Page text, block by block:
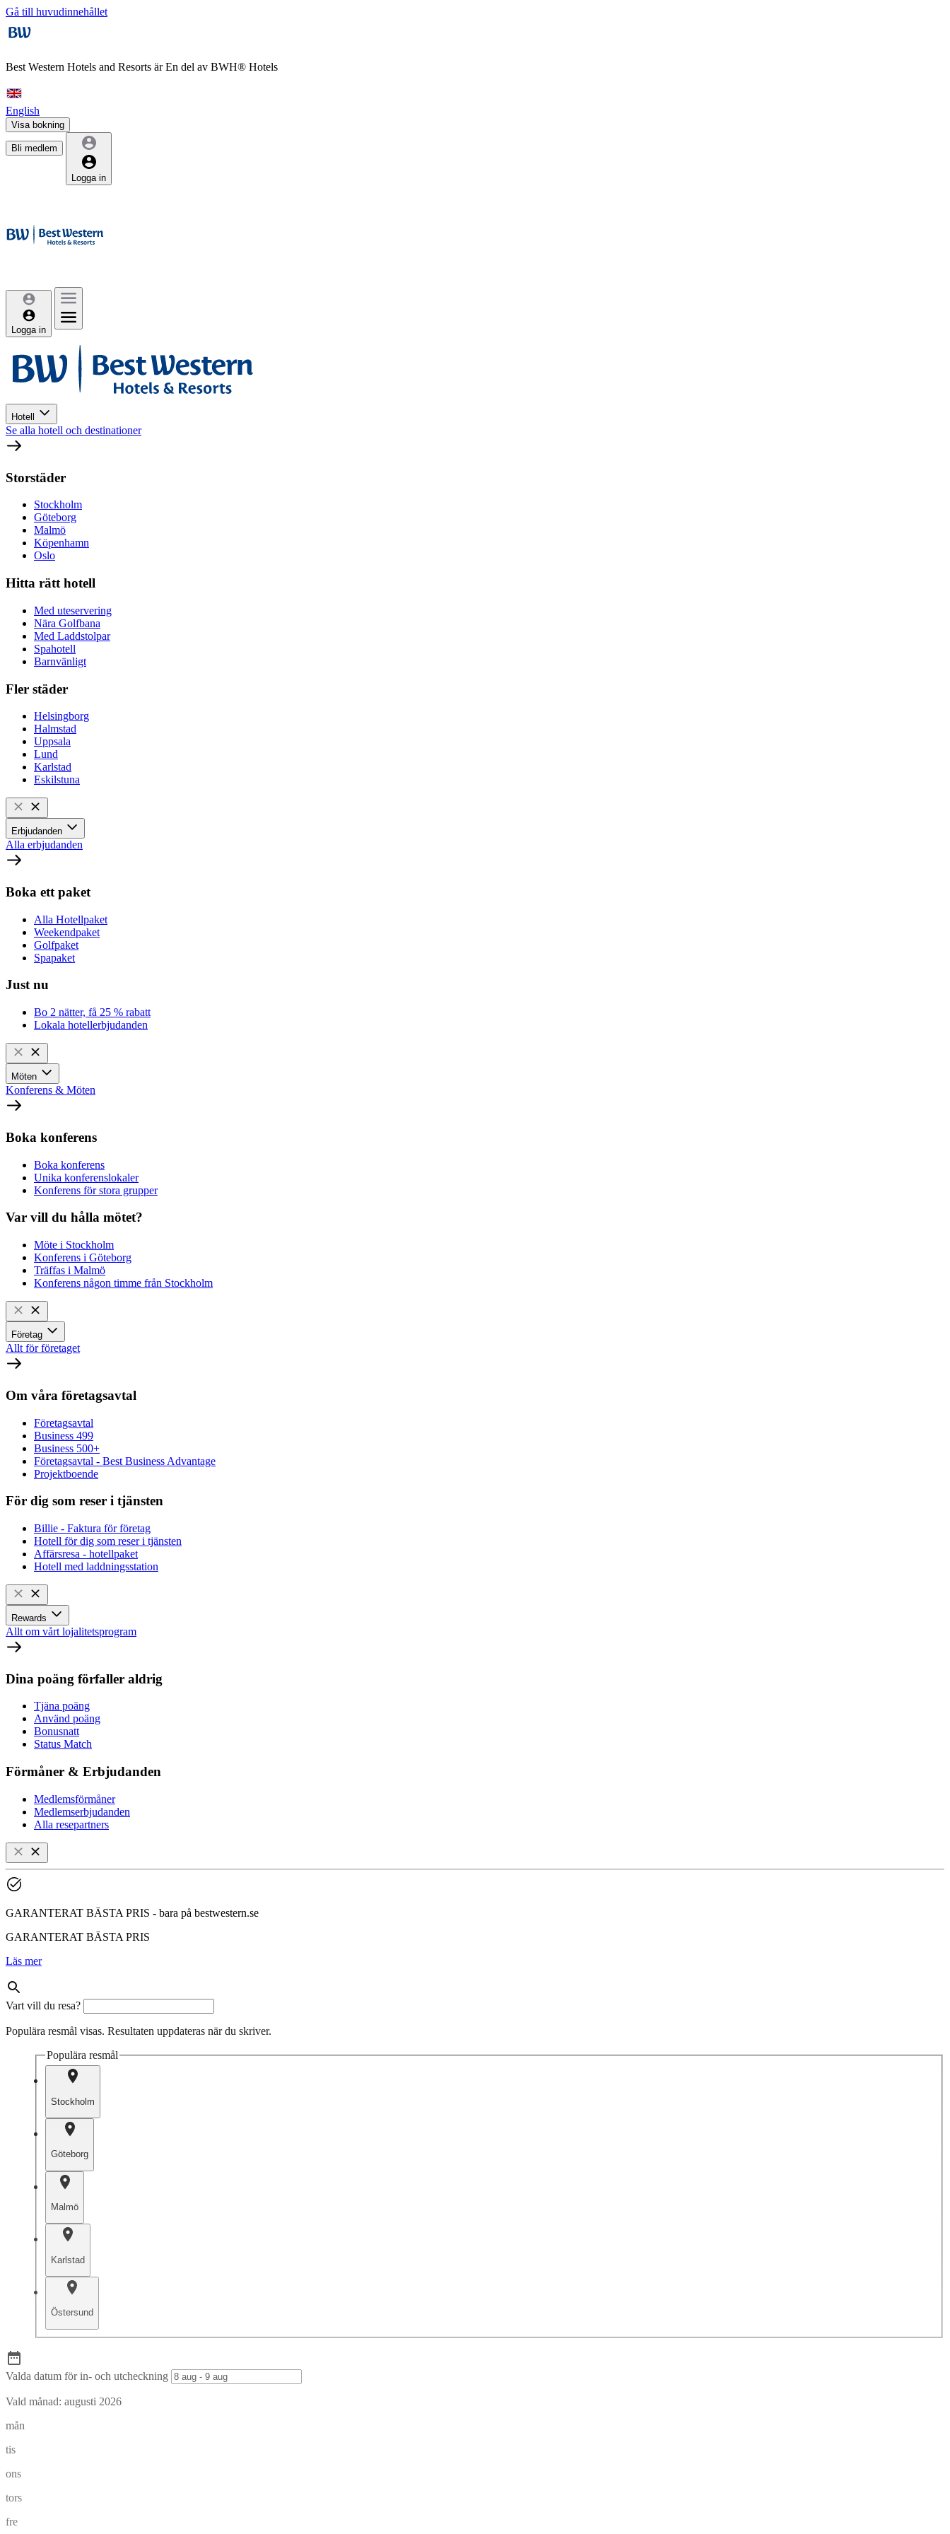
Gå till huvudinnehållet
Best Western Hotels and Resorts ärEn del av BWH® Hotels
English
Visa bokning
Bli medlem
Logga in
Logga in
Hotell
Se alla hotell och destinationer
Storstäder
Stockholm
Göteborg
Malmö
Köpenhamn
Oslo
Hitta rätt hotell
Med uteservering
Nära Golfbana
Med Laddstolpar
Spahotell
Barnvänligt
Fler städer
Helsingborg
Halmstad
Uppsala
Lund
Karlstad
Eskilstuna
Erbjudanden
Alla erbjudanden
Boka ett paket
Alla Hotellpaket
Weekendpaket
Golfpaket
Spapaket
Just nu
Bo 2 nätter, få 25 % rabatt
Lokala hotellerbjudanden
Möten
Konferens & Möten
Boka konferens
Boka konferens
Unika konferenslokaler
Konferens för stora grupper
Var vill du hålla mötet?
Möte i Stockholm
Konferens i Göteborg
Träffas i Malmö
Konferens någon timme från Stockholm
Företag
Allt för företaget
Om våra företagsavtal
Företagsavtal
Business 499
Business 500+
Företagsavtal - Best Business Advantage
Projektboende
För dig som reser i tjänsten
Billie - Faktura för företag
Hotell för dig som reser i tjänsten
Affärsresa - hotellpaket
Hotell med laddningsstation
Rewards
Allt om vårt lojalitetsprogram
Dina poäng förfaller aldrig
Tjäna poäng
Använd poäng
Bonusnatt
Status Match
Förmåner & Erbjudanden
Medlemsförmåner
Medlemserbjudanden
Alla resepartners
GARANTERAT BÄSTA PRIS - bara på bestwestern.se
GARANTERAT BÄSTA PRIS
Läs mer
Vart vill du resa?
Populära resmål visas. Resultaten uppdateras när du skriver.
Populära resmål
Stockholm
Göteborg
Malmö
Karlstad
Östersund
Valda datum för in- och utcheckning
Vald månad: augusti 2026
mån
tis
ons
tors
fre